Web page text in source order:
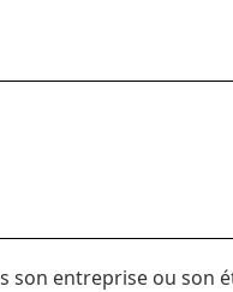
son entreprise ou son